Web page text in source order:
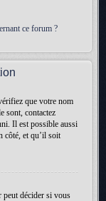
ce forum ?
que votre nom
sont, contactez
Il est possible aussi
côté, et qu’il soit
peut décider si vous